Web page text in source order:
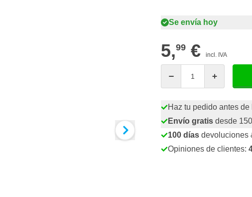
Se envía hoy
5,99 € incl. IVA
Haz tu pedido antes de
Envío gratis desde
100 días devoluciones
Opiniones de clientes: